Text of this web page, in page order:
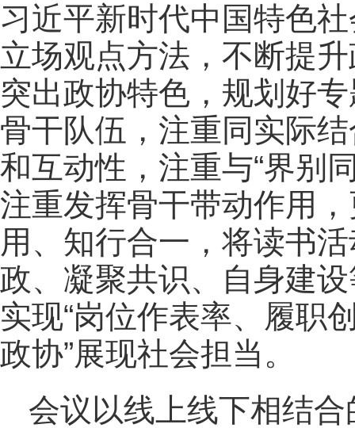
习近平新时代中国特色
立场观点方法，不断提
突出政协特色，规划好
骨干队伍，注重同实际
和互动性，注重与“界别
注重发挥骨干带动作用
用、知行合一，将读书
政、凝聚共识、自身建
实现“岗位作表率、履职
政协”展现社会担当。
会议以线上线下相结